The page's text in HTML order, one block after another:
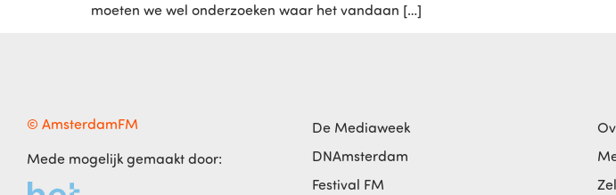
moeten we wel onderzoeken waar het vandaan […]
© AmsterdamFM
Mede mogelijk gemaakt door:
De Mediaweek
DNAmsterdam
Festival FM